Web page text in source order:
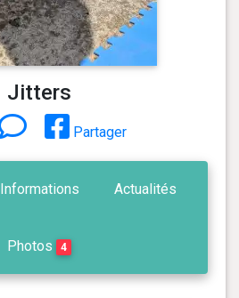
Jitters
Partager
Informations Actualités
Photos 4